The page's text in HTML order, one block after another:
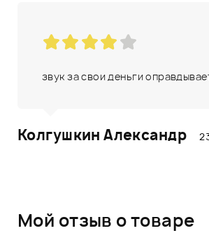
звук за свои деньги
Колгушкин Александр
Мой отзыв о товаре